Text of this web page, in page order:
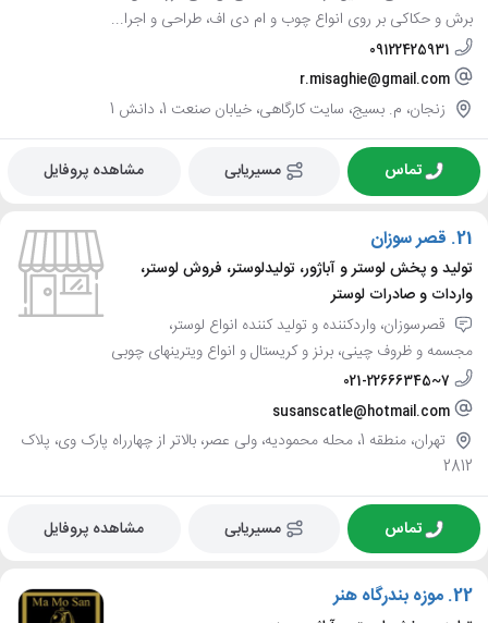
برش و حکاکی بر روی انواع چوب و ام دی اف، طراحی و اجرا...
09122425931
r.misaghie@gmail.com
زنجان، م. بسیج، سایت کارگاهی، خیابان صنعت 1، دانش 1
تماس مسیریابی مشاهده پروفایل
21. قصر سوزان
تولید و پخش لوستر و آباژور، تولیدلوستر، فروش لوستر،
واردات و صادرات لوستر
قصرسوزان، واردکننده و تولید کننده انواع لوستر،
مجسمه و ظروف چینی، برنز و کریستال و انواع ویترینهای چوبی
021-22666345~7
susanscatle@hotmail.com
تهران، منطقه 1، محله محمودیه، ولی عصر، بالاتر از چهارراه پارک وی، پلاک
2812
تماس مسیریابی مشاهده پروفایل
22. موزه بندرگاه هنر